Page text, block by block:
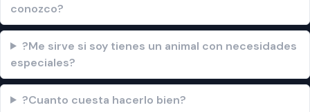
conozco?
?Me sirve si soy tienes un animal con necesidades
especiales?
?Cuanto cuesta hacerlo bien?